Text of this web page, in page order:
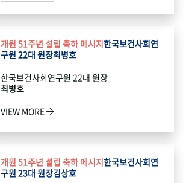
개원 51주년 설립 축하 메시지한국보건사회연
구원 22대 원장최병호
한국보건사회연구원 22대 원장
최병호
VIEW MORE
개원 51주년 설립 축하 메시지한국보건사회연
구원 23대 원장김상호